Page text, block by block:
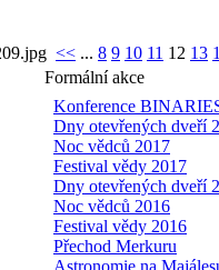
<< ... 8 9 10 11 12 13
Formální akce
Konference
Dny otevřených dveří
Noc vědců 2017
Festival vědy 2017
Dny otevřených dveří
Noc vědců 2016
Festival vědy 2016
Přechod Merkuru
Astronomie na